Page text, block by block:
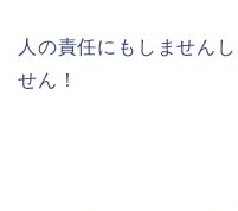
人の責任にもしません
せん！